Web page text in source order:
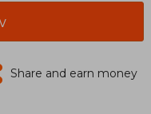
Share and earn money